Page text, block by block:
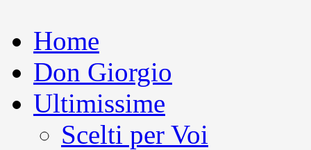
Home
Don Giorgio
Ultimissime
Scelti per Voi